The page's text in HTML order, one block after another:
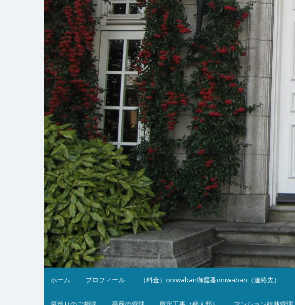
ホーム プロフィール （料金）oniwaban御庭番oniwaban（連絡先）